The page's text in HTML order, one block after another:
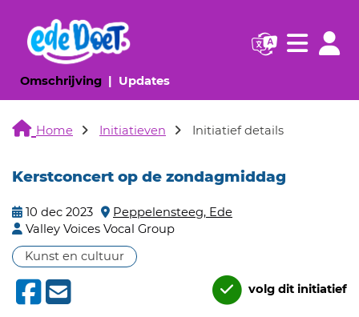
Omschrijving(huidige pagina)
Updates(huidige pagina)
Navigatie
Home Initiatieven Initiatief details
Kerstconcert op de zondagmiddag
10 dec 2023
Peppelensteeg, Ede
Valley Voices Vocal Group
Kunst en cultuur
volg dit initiatief